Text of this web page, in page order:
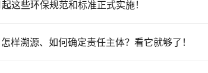
这些环保规范和标准正式实施！
样溯源、如何确定责任主体？看它就够了！